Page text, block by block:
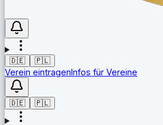
🇩🇪 🇵🇱
Verein eintragenInfos für Vereine
🇩🇪 🇵🇱